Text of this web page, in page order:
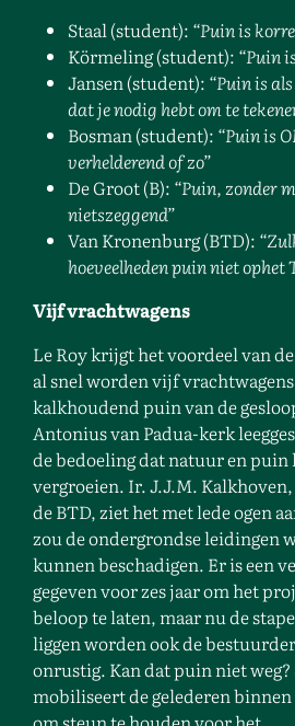
Staal (student): “Puin is
Körmeling (student): “Puin
Jansen (student): “Puin is
dat je nodig hebtom te
Bosman (student): “Puin is
verhelderend of zo”
De Groot (B): “Puin, zonder
nietszeggend”
Van Kronenburg (BTD):
hoeveelheden puin niet ophet
Vijf vrachtwagens
Le Roy krijgt het voordeel van
al snel worden vijf
kalkhoudend puin van de
Antonius van Padua-kerk
de bedoeling dat natuur en puin
vergroeien. Ir. J.J.M.
de BTD, ziet het met lede ogen
zou de ondergrondse leidingen
kunnen beschadigen. Er is een
gegeven voor zes jaar om het
beloop te laten, maar nu de
liggen worden ook de
onrustig. Kan dat puin niet
mobiliseert de gelederen